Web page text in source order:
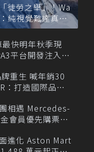
徒勞之舉」！Wa
純視覺難達真正
快明年秋季現
平台開發注入80
重生 喊年銷30
：打造國際品牌
相遇 Mercedes-
會員優先購票維
進化 Aston Mart